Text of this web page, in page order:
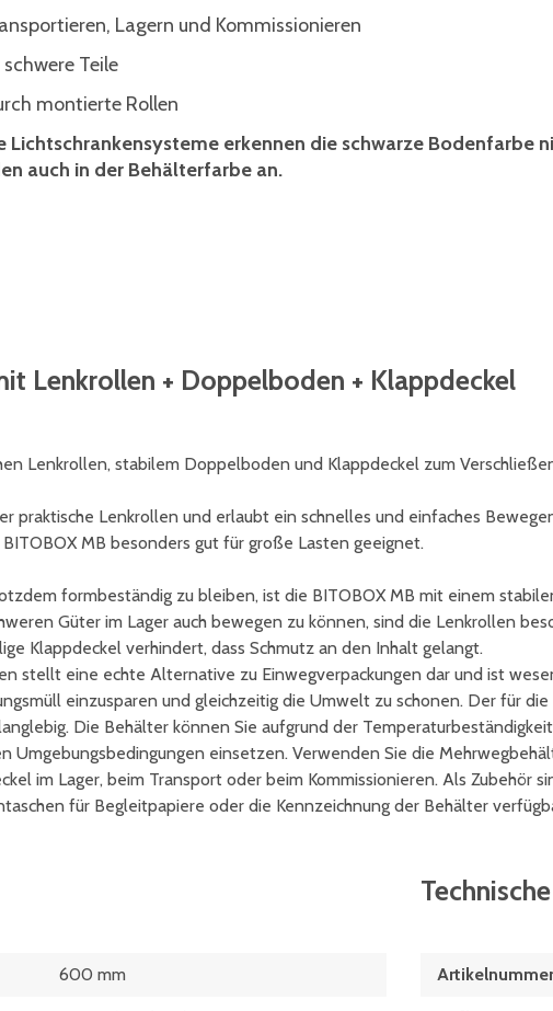
Lagern und Kommissionieren
Teile
montierte Rollen
Lichtschrankensysteme erkennen die schwarze Bodenfarbe
auch in der Behälterfarbe an.
Lenkrollen + Doppelboden + Klappdeckel
Lenkrollen, stabilem Doppelboden und Klappdeckel zum
praktische Lenkrollen und erlaubt ein schnelles und einfaches
MB besonders gut für große Lasten geeignet.
formbeständig zu bleiben, ist die BITOBOX MB mit einem
Güter im Lager auch bewegen zu können, sind die Lenkrollen
Klappdeckel verhindert, dass Schmutz an den Inhalt gelangt.
stellt eine echte Alternative zu Einwegverpackungen dar und ist
einzusparen und gleichzeitig die Umwelt zu schonen. Der für
Die Behälter können Sie aufgrund der
Umgebungsbedingungen einsetzen. Verwenden Sie die
im Lager, beim Transport oder beim Kommissionieren. Als Zubehör
für Begleitpapiere oder die Kennzeichnung der Behälter
600 mm Artikelnummer